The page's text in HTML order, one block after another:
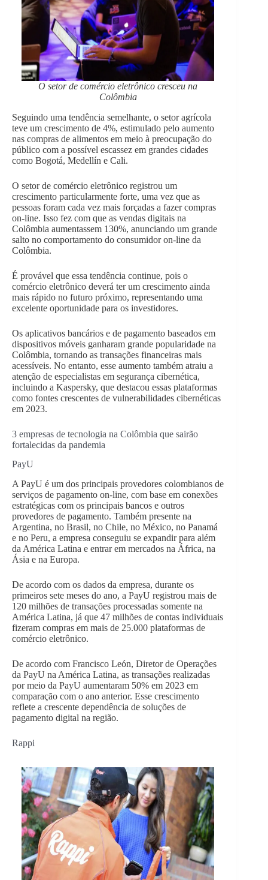
O setor de comércio eletrônico cresceu na
Colômbia
Seguindo uma tendência semelhante, o setor agrícola
teve um crescimento de 4%, estimulado pelo aumento
nas compras de alimentos em meio à preocupação do
público com a possível escassez em grandes cidades
como Bogotá, Medellín e Cali.
O setor de comércio eletrônico registrou um
crescimento particularmente forte, uma vez que as
pessoas foram cada vez mais forçadas a fazer compras
on-line. Isso fez com que as vendas digitais na
Colômbia aumentassem 130%, anunciando um grande
salto no comportamento do consumidor on-line da
Colômbia.
É provável que essa tendência continue, pois o
comércio eletrônico deverá ter um crescimento ainda
mais rápido no futuro próximo, representando uma
excelente oportunidade para os investidores.
Os aplicativos bancários e de pagamento baseados em
dispositivos móveis ganharam grande popularidade na
Colômbia, tornando as transações financeiras mais
acessíveis. No entanto, esse aumento também atraiu a
atenção de especialistas em segurança cibernética,
incluindo a Kaspersky, que destacou essas plataformas
como fontes crescentes de vulnerabilidades cibernéticas
em 2023.
3 empresas de tecnologia na Colômbia que sairão
fortalecidas da pandemia
PayU
A PayU é um dos principais provedores colombianos de
serviços de pagamento on-line, com base em conexões
estratégicas com os principais bancos e outros
provedores de pagamento. Também presente na
Argentina, no Brasil, no Chile, no México, no Panamá
e no Peru, a empresa conseguiu se expandir para além
da América Latina e entrar em mercados na África, na
Ásia e na Europa.
De acordo com os dados da empresa, durante os
primeiros sete meses do ano, a PayU registrou mais de
120 milhões de transações processadas somente na
América Latina, já que 47 milhões de contas individuais
fizeram compras em mais de 25.000 plataformas de
comércio eletrônico.
De acordo com Francisco León, Diretor de Operações
da PayU na América Latina, as transações realizadas
por meio da PayU aumentaram 50% em 2023 em
comparação com o ano anterior. Esse crescimento
reflete a crescente dependência de soluções de
pagamento digital na região.
Rappi